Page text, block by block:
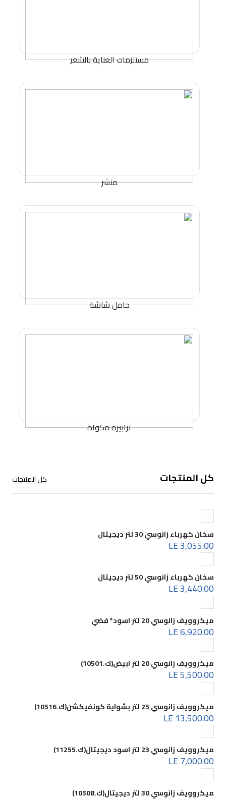
مستلزمات العناية بالشعر
منشر
حامل شاشة
ترابيزة مكواه
كل المنتجات كل المنتجات
سخان كهرباء زانوسي 30 لتر ديجيتال
3,055.00 LE
سخان كهرباء زانوسي 50 لتر ديجيتال
3,440.00 LE
ميكروويف زانوسي 20 لتر اسود* فضي
6,920.00 LE
ميكروويف زانوسي 20 لتر ابيض(ك.10501)
5,500.00 LE
ميكروويف زانوسي 25 لتر بشواية كونفيكشن(ك.10516)
13,500.00 LE
ميكروويف زانوسي 23 لتر اسود ديجيتال(ك.11255)
7,000.00 LE
ميكروويف زانوسي 30 لتر ديجيتال(ك.10508)